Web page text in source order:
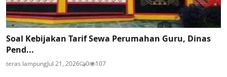
Soal Kebijakan Tarif Sewa Perumahan Guru, Dinas
Pend...
teras lampungJul 21, 2026 0 107